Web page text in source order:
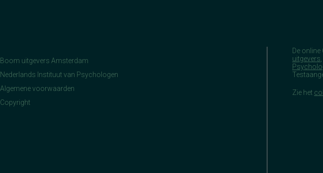
Boom uitgevers Amsterdam
Nederlands Instituut van Psychologen
Algemene voorwaarden
Copyright
De
uitgevers
Zie het